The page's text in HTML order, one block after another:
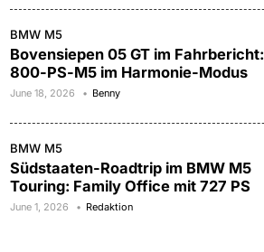
BMW M5
Bovensiepen 05 GT im Fahrbericht:
800-PS-M5 im Harmonie-Modus
June 18, 2026 Benny
BMW M5
Südstaaten-Roadtrip im BMW M5
Touring: Family Office mit 727 PS
June 1, 2026 Redaktion